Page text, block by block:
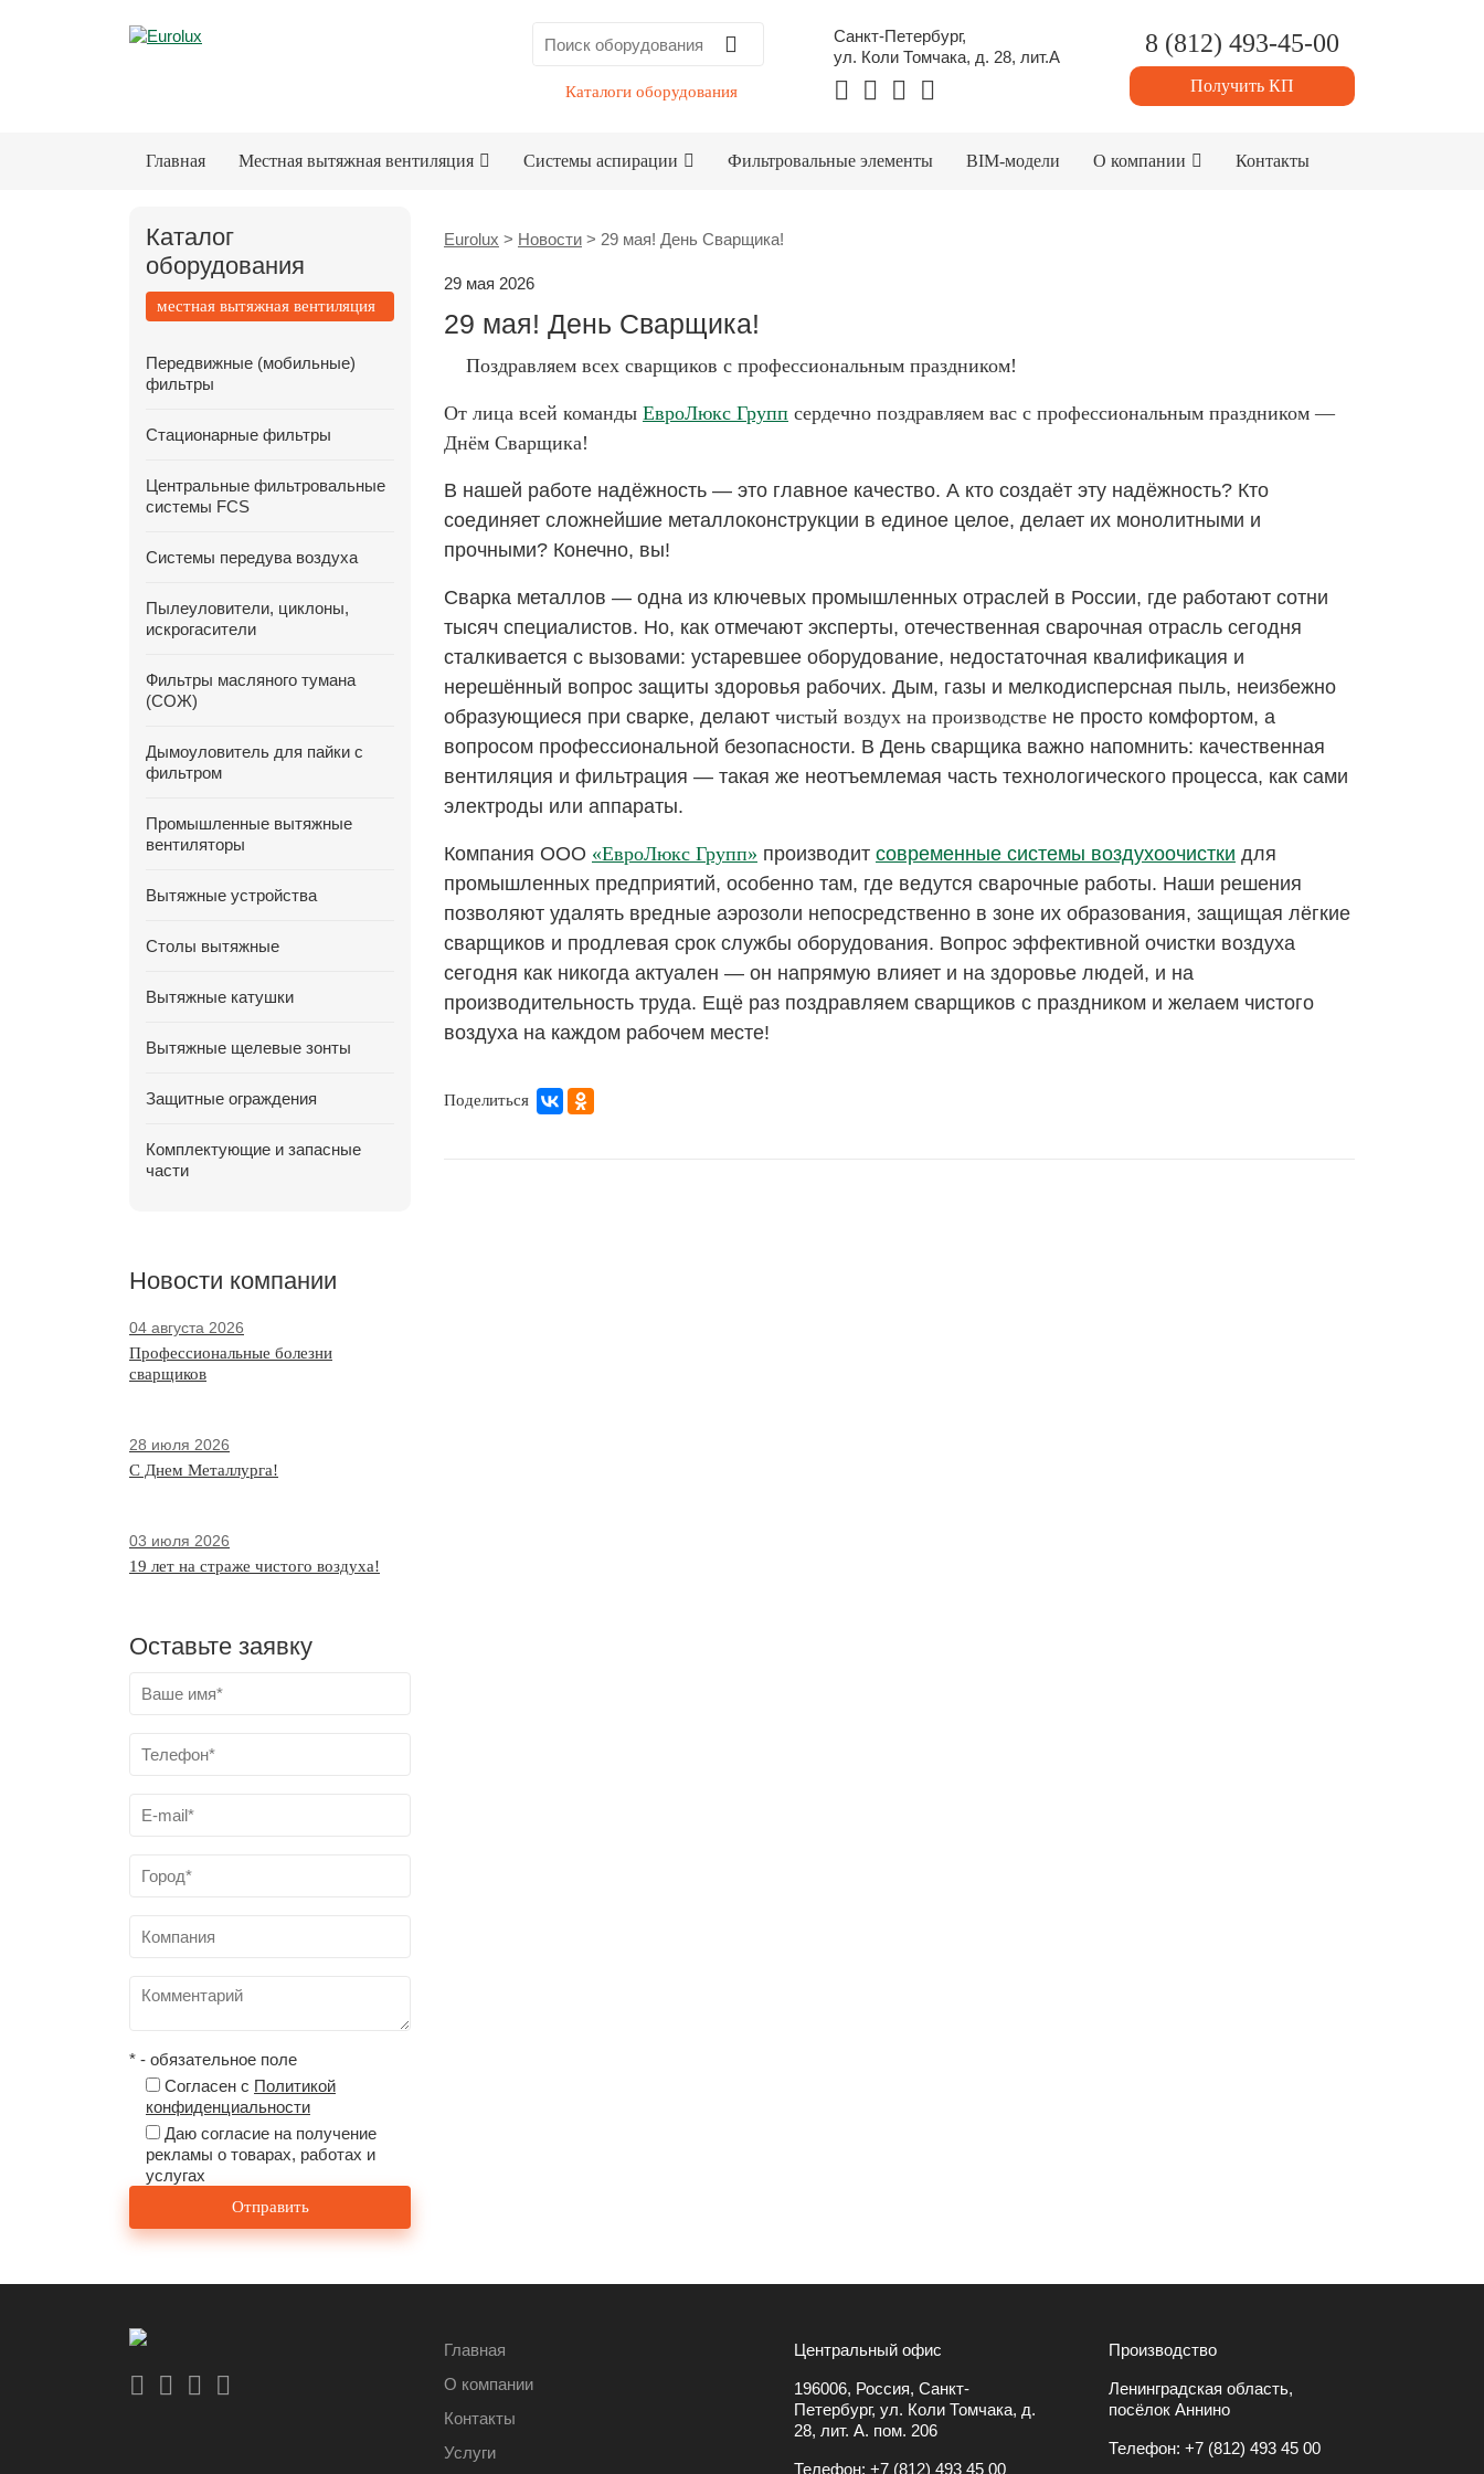
Каталоги оборудования
Санкт-Петербург,
ул. Коли Томчака, д. 28, лит.А
8 (812) 493-45-00
Получить КП
Главная Местная вытяжная вентиляция Системы аспирации Фильтровальные элементы BIM-модели О компании Контакты
Каталог
оборудования
местная вытяжная вентиляция
Передвижные (мобильные)
фильтры
Стационарные фильтры
Центральные фильтровальные
системы FCS
Системы передува воздуха
Пылеуловители, циклоны,
искрогасители
Фильтры масляного тумана
(СОЖ)
Дымоуловитель для пайки с
фильтром
Промышленные вытяжные
вентиляторы
Вытяжные устройства
Столы вытяжные
Вытяжные катушки
Вытяжные щелевые зонты
Защитные ограждения
Комплектующие и запасные
части
Новости компании
04 августа 2026
Профессиональные болезни
сварщиков
28 июля 2026
С Днем Металлурга!
03 июля 2026
19 лет на страже чистого воздуха!
Оставьте заявку
* - обязательное поле
Согласен с Политикой
конфиденциальности
Даю согласие на получение
рекламы о товарах, работах и
услугах
Eurolux > Новости > 29 мая! День Сварщика!
29 мая 2026
29 мая! День Сварщика!
Поздравляем всех сварщиков с профессиональным праздником!
От лица всей команды ЕвроЛюкс Групп сердечно поздравляем вас с профессиональным праздником —
Днём Сварщика!
В нашей работе надёжность — это главное качество. А кто создаёт эту надёжность? Кто
соединяет сложнейшие металлоконструкции в единое целое, делает их монолитными и
прочными? Конечно, вы!
Сварка металлов — одна из ключевых промышленных отраслей в России, где работают сотни
тысяч специалистов. Но, как отмечают эксперты, отечественная сварочная отрасль сегодня
сталкивается с вызовами: устаревшее оборудование, недостаточная квалификация и
нерешённый вопрос защиты здоровья рабочих. Дым, газы и мелкодисперсная пыль, неизбежно
образующиеся при сварке, делают чистый воздух на производстве не просто комфортом, а
вопросом профессиональной безопасности. В День сварщика важно напомнить: качественная
вентиляция и фильтрация — такая же неотъемлемая часть технологического процесса, как сами
электроды или аппараты.
Компания ООО «ЕвроЛюкс Групп» производит современные системы воздухоочистки для
промышленных предприятий, особенно там, где ведутся сварочные работы. Наши решения
позволяют удалять вредные аэрозоли непосредственно в зоне их образования, защищая лёгкие
сварщиков и продлевая срок службы оборудования. Вопрос эффективной очистки воздуха
сегодня как никогда актуален — он напрямую влияет и на здоровье людей, и на
производительность труда. Ещё раз поздравляем сварщиков с праздником и желаем чистого
воздуха на каждом рабочем месте!
Поделиться
Главная
О компании
Контакты
Услуги
Центральный офис
196006, Россия, Санкт-
Петербург, ул. Коли Томчака, д.
28, лит. А. пом. 206
Телефон: +7 (812) 493 45 00
Производство
Ленинградская область,
посёлок Аннино
Телефон: +7 (812) 493 45 00